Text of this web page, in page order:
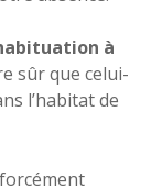
à
sûr que celui-
l’habitat de